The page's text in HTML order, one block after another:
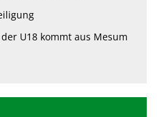
U18 kommt aus Mesum